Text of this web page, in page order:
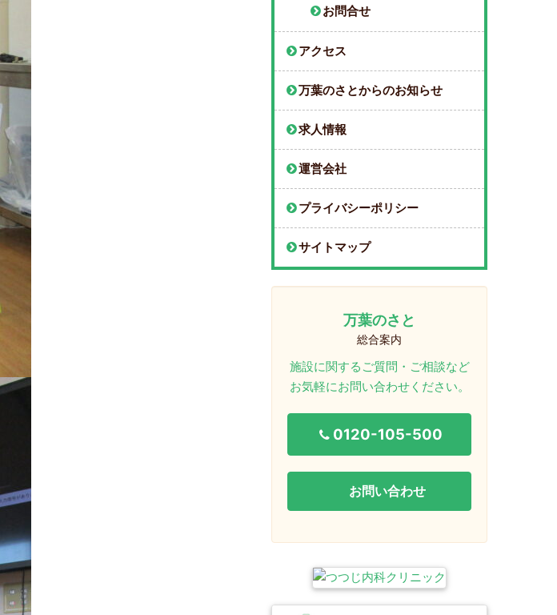
お問合せ
アクセス
万葉のさとからのお知らせ
求人情報
運営会社
プライバシーポリシー
サイトマップ
万葉のさと
総合案内
施設に関するご質問・ご相談など
お気軽にお問い合わせください。
0120-105-500
お問い合わせ